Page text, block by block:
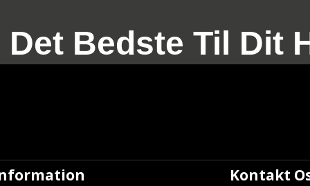
Bedste Til Dit
Kontakt